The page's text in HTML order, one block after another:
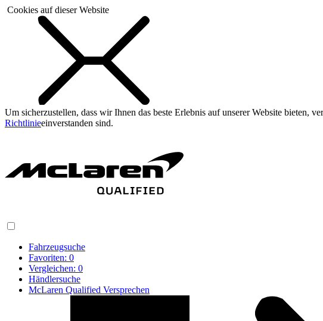
Cookies auf dieser Website
Um sicherzustellen, dass wir Ihnen das beste Erlebnis auf unserer Website bieten,
Richtlinieeinverstanden sind.
Fahrzeugsuche
Favoriten: 0
Vergleichen: 0
Händlersuche
McLaren Qualified Versprechen